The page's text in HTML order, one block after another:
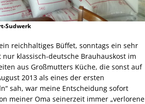
Sudwerk
reichhaltiges Büffet, sonntags ein sehr
klassisch-deutsche Brauhauskost im
aus Großmutters Küche, die sonst auf
2013 als eines der ersten
sah, war meine Entscheidung sofort
meiner Oma seinerzeit immer „verlorene